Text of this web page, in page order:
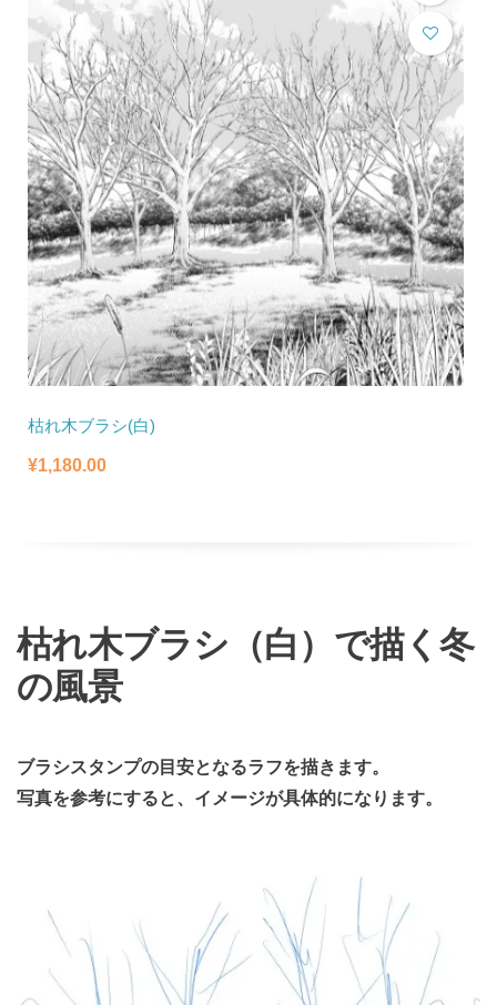
し
た。
¥2,800.00
で
す。
枯れ木ブラシ(白)
¥1,180.00
枯れ木ブラシ（白）で描く冬
の風景
ブラシスタンプの目安となるラフを描きます。
写真を参考にすると、イメージが具体的になります。